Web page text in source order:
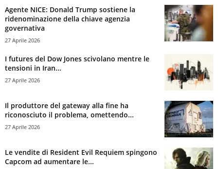
Agente NICE: Donald Trump sostiene la
ridenominazione della chiave agenzia
governativa
27 Aprile 2026
I futures del Dow Jones scivolano mentre le
tensioni in Iran...
27 Aprile 2026
Il produttore del gateway alla fine ha
riconosciuto il problema, omettendo...
27 Aprile 2026
Le vendite di Resident Evil Requiem spingono
Capcom ad aumentare le...